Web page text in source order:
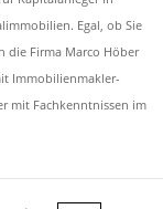
Egal, ob Sie
die Firma Marco Höber
Immobilienmakler-
mit Fachkenntnissen im